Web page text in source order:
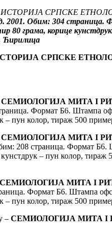
ИСТОРИЈА СРПСКЕ
2001. Обим: 304 страница.
80 грама, корице кунстдрук
Ћирилица
СРПСКЕ
СЕМИОЛОГИЈА МИТА I
Формат Б6. Штампа
– пун колор, тираж 500
СЕМИОЛОГИЈА МИТА I
208 страница. Формат Б6.
– пун колор, тираж
СЕМИОЛОГИЈА МИТА I
Формат Б6. Штампа
– пун колор, тираж 500
– СЕМИОЛОГИЈА МИТА I